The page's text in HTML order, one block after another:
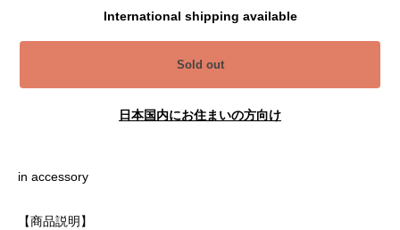
International shipping available
Sold out
日本国内にお住まいの方向け
in accessory
【商品説明】